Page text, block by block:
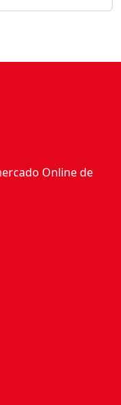
Online de